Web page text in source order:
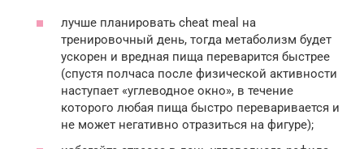
лучше планировать cheat meal на
тренировочный день, тогда метаболизм будет
ускорен и вредная пища переварится быстрее
(спустя полчаса после физической активности
наступает «углеводное окно», в течение
которого любая пища быстро переваривается и
не может негативно отразиться на фигуре);